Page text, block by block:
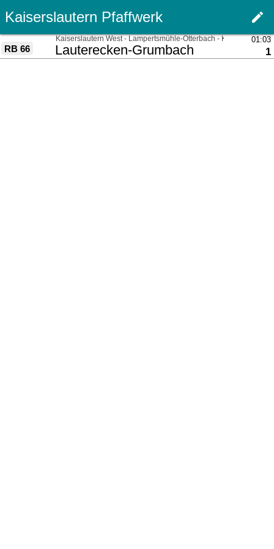
Kaiserslautern Pfaffwerk edit
RB 66 nach
Lauterecken-Grumbach
01:03
1
über
Kaiserslautern West - Lampertsmühle-Otterbach - Katzweiler